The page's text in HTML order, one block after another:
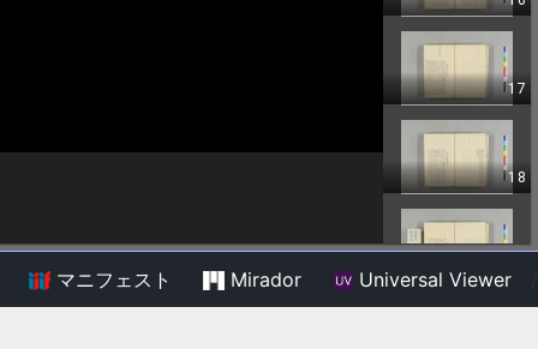
マニフェスト Mirador Universal Viewer